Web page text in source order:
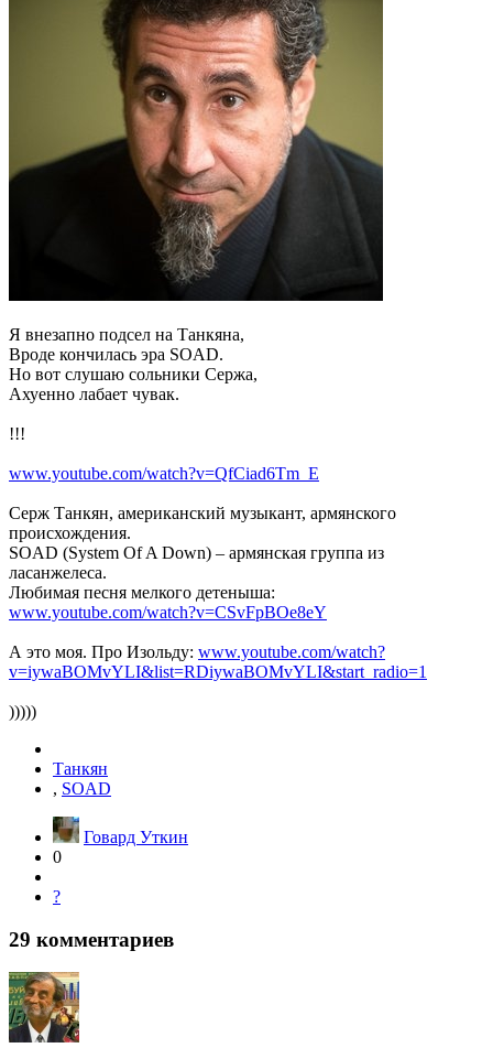
Я внезапно подсел на Танкяна,
Вроде кончилась эра SOAD.
Но вот слушаю сольники Сержа,
Ахуенно лабает чувак.
!!!
www.youtube.com/watch?v=QfCiad6Tm_E
Серж Танкян, американский музыкант, армянского
происхождения.
SOAD (System Of A Down) – армянская группа из
ласанжелеса.
Любимая песня мелкого детеныша:
www.youtube.com/watch?v=CSvFpBOe8eY
А это моя. Про Изольду: www.youtube.com/watch?
v=iywaBOMvYLI&list=RDiywaBOMvYLI&start_radio=1
)))))
Танкян
, SOAD
Говард Уткин
0
?
29 комментариев